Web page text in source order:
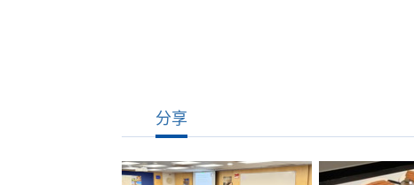
分享